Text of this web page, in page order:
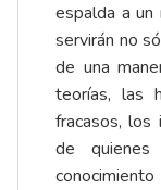
espalda a
servirán no
de una
teorías, las
fracasos,
de